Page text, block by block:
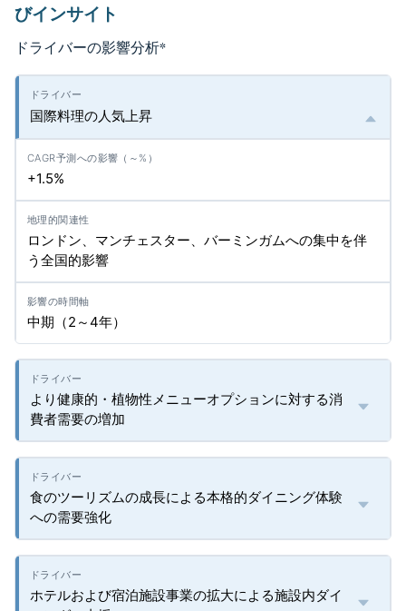
びインサイト
ドライバーの影響分析*
国際料理の人気上昇
+1.5%
ロンドン、マンチェスター、バーミンガムへの集中を伴
う全国的影響
中期（2～4年）
より健康的・植物性メニューオプションに対する消
費者需要の増加
食のツーリズムの成長による本格的ダイニング体験
への需要強化
ホテルおよび宿泊施設事業の拡大による施設内ダイ